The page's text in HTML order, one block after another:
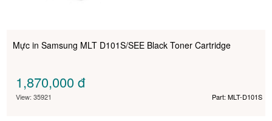
Mực in Samsung MLT D101S/SEE Black Toner Cartridge
1,870,000đ
View: 35921 Part: MLT-D101S